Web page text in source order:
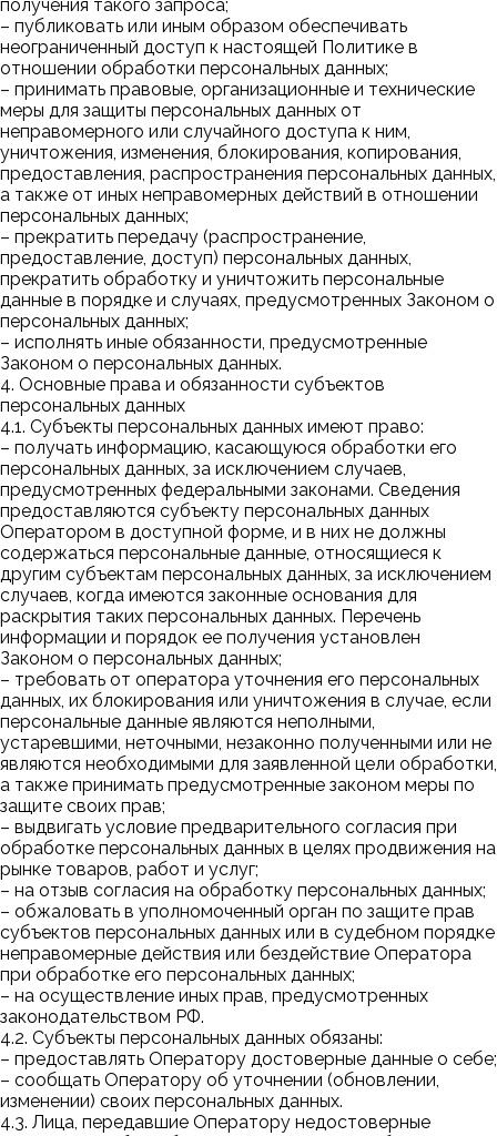
получения такого запроса;
– публиковать или иным образом обеспечивать
неограниченный доступ к настоящей Политике в
отношении обработки персональных данных;
– принимать правовые, организационные и технические
меры для защиты персональных данных от
неправомерного или случайного доступа к ним,
уничтожения, изменения, блокирования, копирования,
предоставления, распространения персональных данных,
а также от иных неправомерных действий в отношении
персональных данных;
– прекратить передачу (распространение,
предоставление, доступ) персональных данных,
прекратить обработку и уничтожить персональные
данные в порядке и случаях, предусмотренных Законом о
персональных данных;
– исполнять иные обязанности, предусмотренные
Законом о персональных данных.
4. Основные права и обязанности субъектов
персональных данных
4.1. Субъекты персональных данных имеют право:
– получать информацию, касающуюся обработки его
персональных данных, за исключением случаев,
предусмотренных федеральными законами. Сведения
предоставляются субъекту персональных данных
Оператором в доступной форме, и в них не должны
содержаться персональные данные, относящиеся к
другим субъектам персональных данных, за исключением
случаев, когда имеются законные основания для
раскрытия таких персональных данных. Перечень
информации и порядок ее получения установлен
Законом о персональных данных;
– требовать от оператора уточнения его персональных
данных, их блокирования или уничтожения в случае, если
персональные данные являются неполными,
устаревшими, неточными, незаконно полученными или не
являются необходимыми для заявленной цели обработки,
а также принимать предусмотренные законом меры по
защите своих прав;
– выдвигать условие предварительного согласия при
обработке персональных данных в целях продвижения на
рынке товаров, работ и услуг;
– на отзыв согласия на обработку персональных данных;
– обжаловать в уполномоченный орган по защите прав
субъектов персональных данных или в судебном порядке
неправомерные действия или бездействие Оператора
при обработке его персональных данных;
– на осуществление иных прав, предусмотренных
законодательством РФ.
4.2. Субъекты персональных данных обязаны:
– предоставлять Оператору достоверные данные о себе;
– сообщать Оператору об уточнении (обновлении,
изменении) своих персональных данных.
4.3. Лица, передавшие Оператору недостоверные